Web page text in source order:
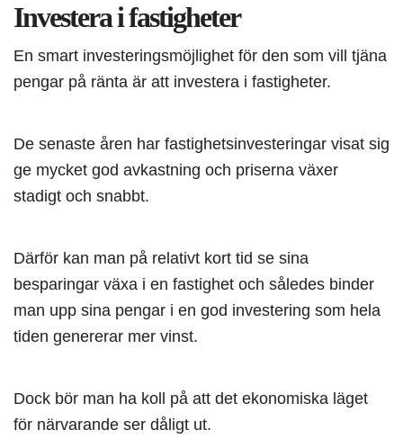
Investera i fastigheter
En smart investeringsmöjlighet för den som vill tjäna
pengar på ränta är att investera i fastigheter.
De senaste åren har fastighetsinvesteringar visat sig
ge mycket god avkastning och priserna växer
stadigt och snabbt.
Därför kan man på relativt kort tid se sina
besparingar växa i en fastighet och således binder
man upp sina pengar i en god investering som hela
tiden genererar mer vinst.
Dock bör man ha koll på att det ekonomiska läget
för närvarande ser dåligt ut.